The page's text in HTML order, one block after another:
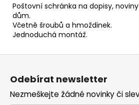
Poštovní schránka na dopisy,
dům.
Včetně šroubů a hmoždinek.
Jednoduchá montáž.
Z
Odebírat newsletter
Nezmeškejte žádné novinky či